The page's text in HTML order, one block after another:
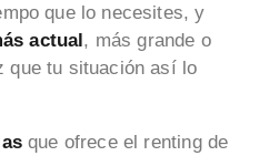
que lo necesites, y
actual, más grande o
que tu situación así lo
que ofrece el renting de